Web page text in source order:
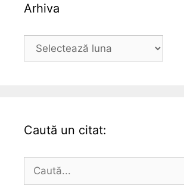
Arhiva
Arhiva
Caută un citat:
după: